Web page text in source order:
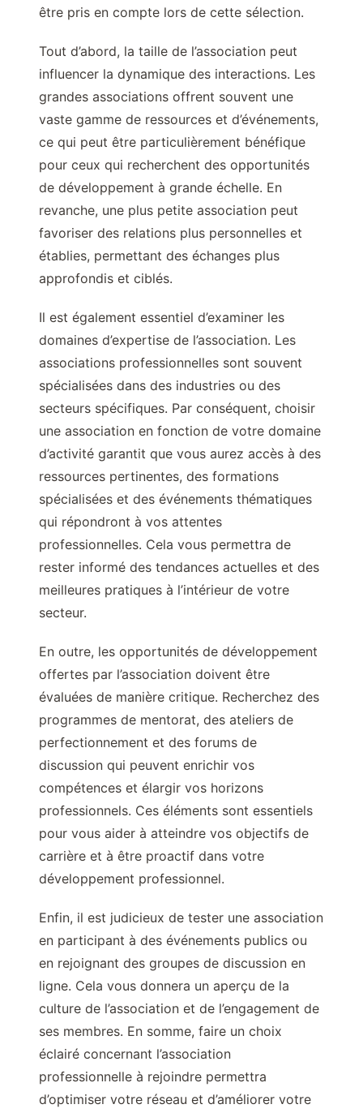
être pris en compte lors de cette sélection.
Tout d’abord, la taille de l’association peut
influencer la dynamique des interactions. Les
grandes associations offrent souvent une
vaste gamme de ressources et d’événements,
ce qui peut être particulièrement bénéfique
pour ceux qui recherchent des opportunités
de développement à grande échelle. En
revanche, une plus petite association peut
favoriser des relations plus personnelles et
établies, permettant des échanges plus
approfondis et ciblés.
Il est également essentiel d’examiner les
domaines d’expertise de l’association. Les
associations professionnelles sont souvent
spécialisées dans des industries ou des
secteurs spécifiques. Par conséquent, choisir
une association en fonction de votre domaine
d’activité garantit que vous aurez accès à des
ressources pertinentes, des formations
spécialisées et des événements thématiques
qui répondront à vos attentes
professionnelles. Cela vous permettra de
rester informé des tendances actuelles et des
meilleures pratiques à l’intérieur de votre
secteur.
En outre, les opportunités de développement
offertes par l’association doivent être
évaluées de manière critique. Recherchez des
programmes de mentorat, des ateliers de
perfectionnement et des forums de
discussion qui peuvent enrichir vos
compétences et élargir vos horizons
professionnels. Ces éléments sont essentiels
pour vous aider à atteindre vos objectifs de
carrière et à être proactif dans votre
développement professionnel.
Enfin, il est judicieux de tester une association
en participant à des événements publics ou
en rejoignant des groupes de discussion en
ligne. Cela vous donnera un aperçu de la
culture de l’association et de l’engagement de
ses membres. En somme, faire un choix
éclairé concernant l’association
professionnelle à rejoindre permettra
d’optimiser votre réseau et d’améliorer votre